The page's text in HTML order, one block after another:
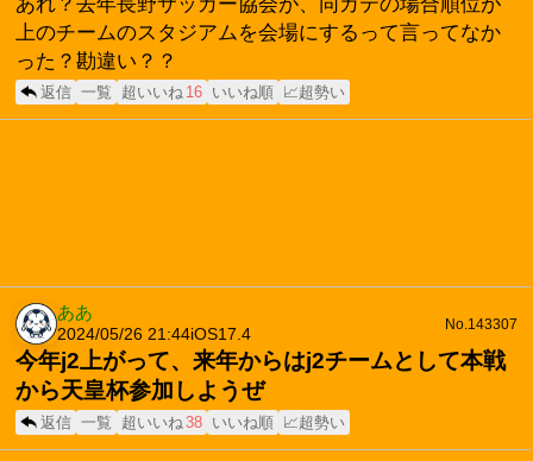
上のチームのスタジアムを会場にするって言ってなか
った？勘違い？？
返信 一覧 超いいね 16 いいね順 📈超勢い
ああ
2024/05/26 21:44iOS17.4
No.143307
今年j2上がって、来年からはj2チームとして本戦
から天皇杯参加しようぜ
返信 一覧 超いいね38 いいね順 📈超勢い